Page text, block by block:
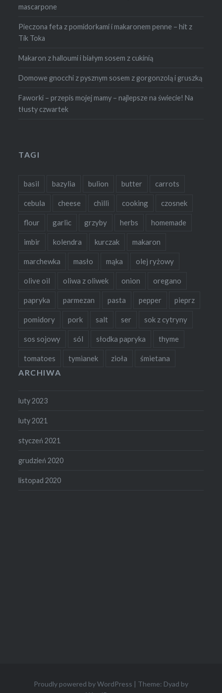
mascarpone
Pieczona feta z pomidorkami i makaronem penne – hit z
Tik Toka
Makaron z halloumi i białym sosem z cukinią
Domowe gnocchi z pysznym sosem z gorgonzolą i gruszką
Faworki – przepis mojej mamy – najlepsze na świecie! Na
tłusty czwartek
TAGI
basil bazylia bulion butter carrots
cebula cheese chilli cooking czosnek
flour garlic grzyby herbs homemade
imbir kolendra kurczak makaron
marchewka masło mąka olej ryżowy
olive oil oliwa z oliwek onion oregano
papryka parmezan pasta pepper pieprz
pomidory pork salt ser sok z cytryny
sos sojowy sól słodka papryka thyme
tomatoes tymianek zioła śmietana
ARCHIWA
luty 2023
luty 2021
styczeń 2021
grudzień 2020
listopad 2020
Proudly powered by WordPress | Theme: Dyad by